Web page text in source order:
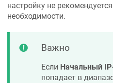
настройку не
необходимости.
Важно
Если Начальный
попадает в